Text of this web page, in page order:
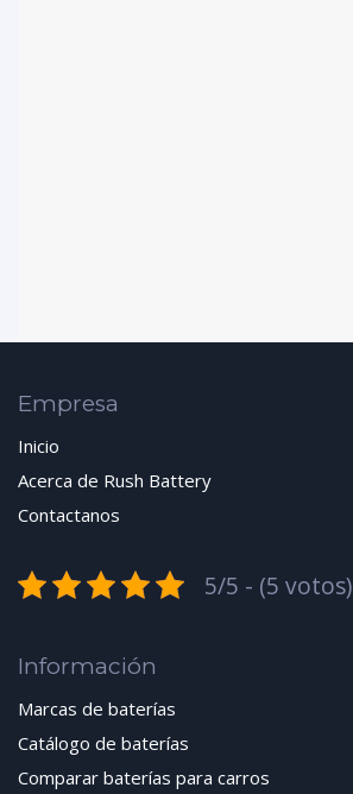
Empresa
Inicio
Acerca de Rush Battery
Contactanos
5/5 - (5 votos)
Información
Marcas de baterías
Catálogo de baterías
Comparar baterías para carros